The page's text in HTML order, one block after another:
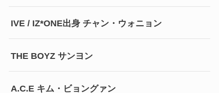
IVE / IZ*ONE出身 チャン・ウォニョン
THE BOYZ サンヨン
A.C.E キム・ビョングァン